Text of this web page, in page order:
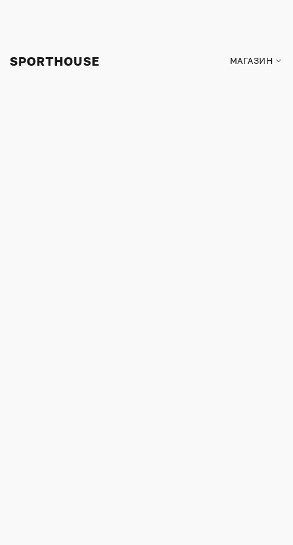
SPORTHOUSE МАГАЗИН